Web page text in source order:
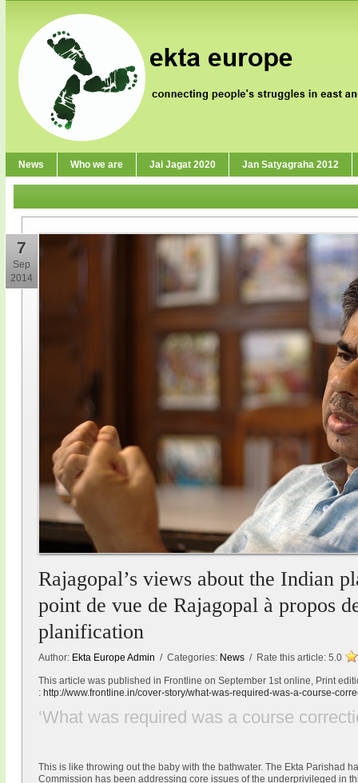
News Who we are Jai Jagat 2020 Jan Satyagraha 2012
7
Sep
2014
Rajagopal’s views about the Indian
point de vue de Rajagopal à propos
planification
Author: Ekta Europe Admin / Categories: News / Rate this article: 5.0
This article was published in Frontline on September 1st online, Print
: http://www.frontline.in/cover-story/what-was-required-was-a-course-
‘What was required was a course
This is like throwing out the baby with the bathwater. The Ekta Parishad
Commission has been addressing core issues of the underprivileged in